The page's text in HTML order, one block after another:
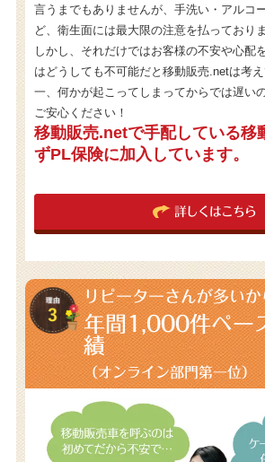
言うまでもありませんが、手洗い・アルコ
ど、衛生面には最大限の注意を払っておりま
しかし、それだけではお客様の不安や心配
はどうしても不可能だと移動販売.netは考
一、何かが起こってしまってからでは遅いの
ご安心ください！
移動販売.netで手配している移
ずPL保険に加入しています。
詳しくはこちら
リピーターさんが多い
年間1,000件ペー
績
（オンライン部門第一位）